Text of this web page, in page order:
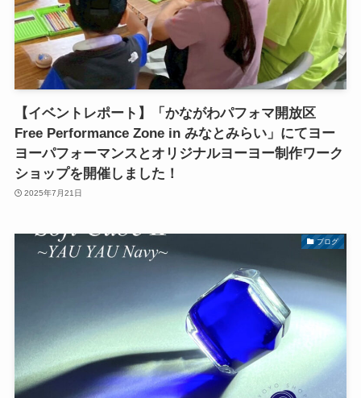
【イベントレポート】「かながわパフォマ開放区
Free Performance Zone in みなとみらい」にてヨー
ヨーパフォーマンスとオリジナルヨーヨー制作ワーク
ショップを開催しました！
2025年7月21日
ブログ